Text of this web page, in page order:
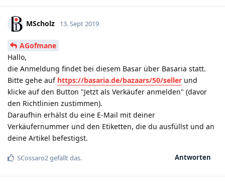
MScholz 13. Sept 2019
AGofmane
Hallo,
die Anmeldung findet bei diesem Basar über Basaria statt.
Bitte gehe auf https://basaria.de/bazaars/50/seller und
klicke auf den Button "Jetzt als Verkäufer anmelden" (davor
den Richtlinien zustimmen).
Daraufhin erhälst du eine E-Mail mit deiner
Verkäufernummer und den Etiketten, die du ausfüllst und an
deine Artikel befestigst.
Antworten
SCossaro2gefällt das.